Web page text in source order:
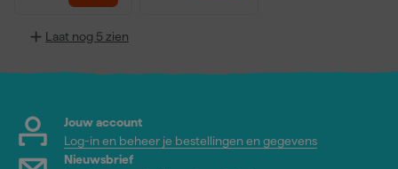
Laat nog 5 zien
Jouw account
Log-in en beheer je bestellingen en gegevens
Nieuwsbrief